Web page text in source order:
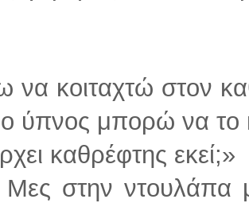
να κοιταχτώ στον
ύπνος μπορώ να το
καθρέφτης εκεί;»
Μες στην ντουλάπα